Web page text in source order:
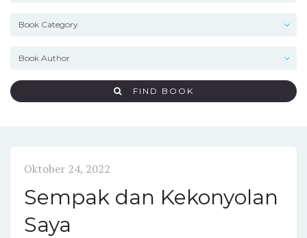
FIND BOOK
Oktober 24, 2022
Sempak dan Kekonyolan
Saya